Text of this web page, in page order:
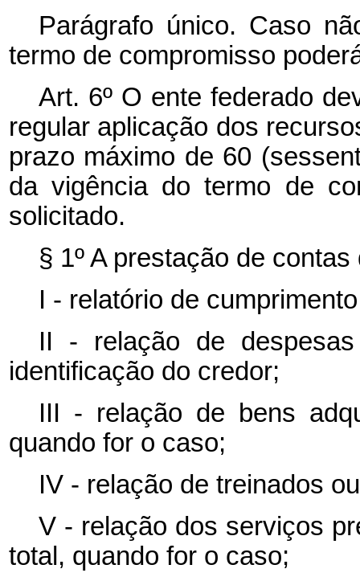
Parágrafo único. Caso
termo de compromisso
Art. 6º O ente federado
regular aplicação dos
prazo máximo de 60
da vigência do termo de
solicitado.
§ 1º A prestação de
I - relatório de
II - relação de
identificação do credor;
III - relação de bens
quando for o caso;
IV - relação de treinados
V - relação dos serviços
total, quando for o caso;